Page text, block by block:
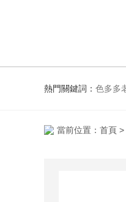
熱門關鍵詞： 色多多老司机视
當前位置： 首頁 >